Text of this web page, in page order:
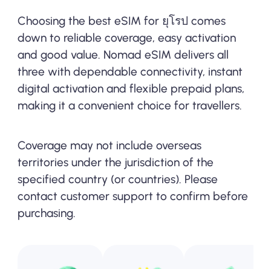
Choosing the best eSIM for ยุโรป comes
down to reliable coverage, easy activation
and good value. Nomad eSIM delivers all
three with dependable connectivity, instant
digital activation and flexible prepaid plans,
making it a convenient choice for travellers.
Coverage may not include overseas
territories under the jurisdiction of the
specified country (or countries). Please
contact customer support to confirm before
purchasing.